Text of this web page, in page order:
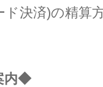
決済)の精算
内◆